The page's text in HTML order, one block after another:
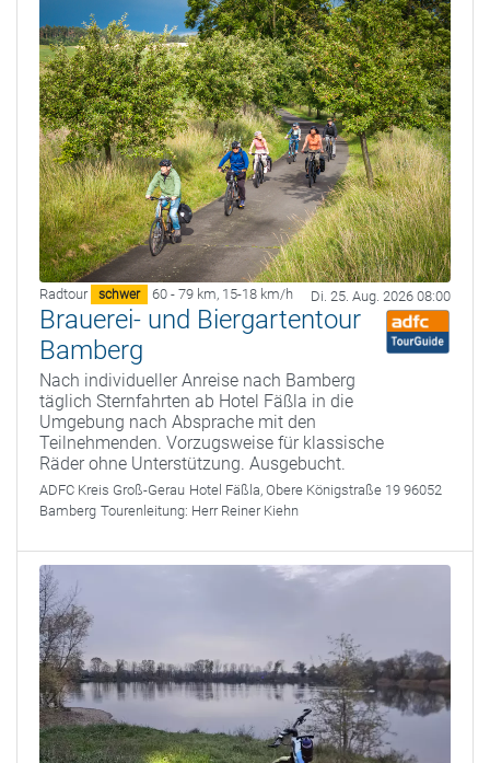
Radtour schwer 60 - 79 km, 15-18 km/h Di. 25. Aug. 2026 08:00
Brauerei- und Biergartentour
Bamberg
Nach individueller Anreise nach Bamberg
täglich Sternfahrten ab Hotel Fäßla in die
Umgebung nach Absprache mit den
Teilnehmenden. Vorzugsweise für klassische
Räder ohne Unterstützung. Ausgebucht.
ADFC Kreis Groß-Gerau Hotel Fäßla, Obere Königstraße 19 96052
Bamberg Tourenleitung: Herr Reiner Kiehn